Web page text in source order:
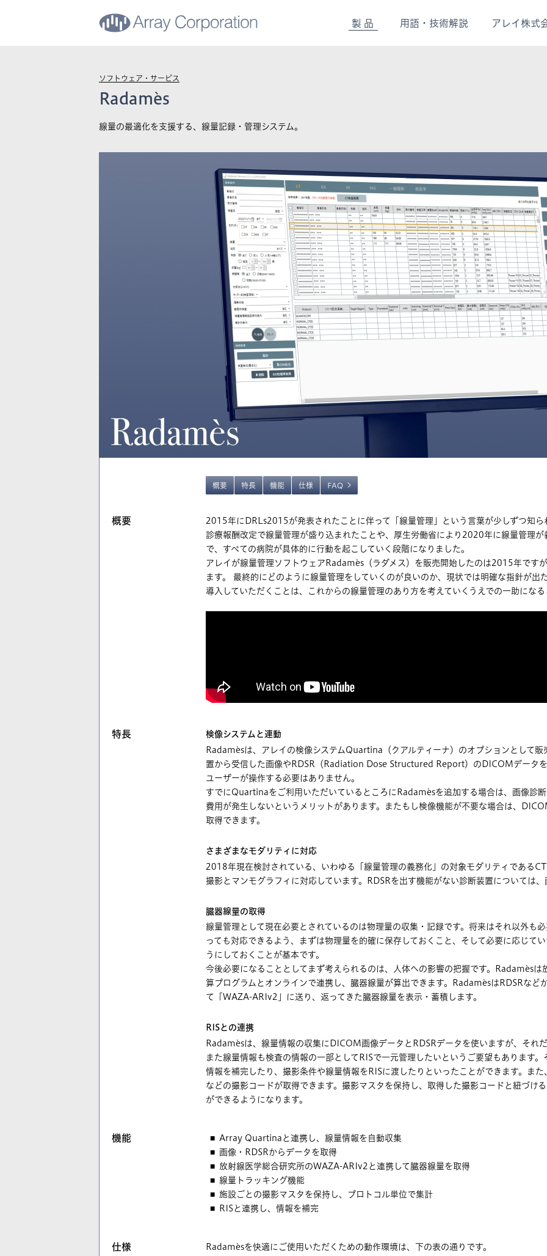
製品 用語・ 技術解説 アレイ株式
ソフトウェア・サービス
Radamès
線量の最適化を支援する、線量記録・管理システム。
概要 特長 機能 仕様 FAQ
概要
2015年にDRLs2015が発表されたことに伴って「線量管理」という言葉が少しずつ知
診療報酬改定で線量管理が盛り込まれたことや、厚生労働省により2020年に線量管理が
で、すべての病院が具体的に行動を起こしていく段階になりました。
アレイが線量管理ソフトウェアRadamès（ラダメス）を販売開始したのは2015年です
ます。 最終的にどのように線量管理をしていくのが良いのか、現状では明確な指針が
導入していただくことは、これからの線量管理のあり方を考えていくうえでの一助になる
特長
検像システムと連動
Radamèsは、アレイの検像システムQuartina（クアルティーナ）のオプションとして
置から受信した画像やRDSR（Radiation Dose Structured Report）のDICOMデータ
ユーザーが操作する必要はありません。
すでにQuartinaをご利用いただいているところにRadamèsを追加する場合は、画像診
費用が発生しないというメリットがあります。またもし検像機能が不要な場合は、
取得できます。
さまざまなモダリティに対応
2018年現在検討されている、いわゆる「線量管理の義務化」の対象モダリティである
撮影とマンモグラフィに対応しています。RDSRを出す機能がない診断装置については、
臓器線量の取得
線量管理として現在必要とされているのは物理量の収集・記録です。将来はそれ以外も
っても対応できるよう、まずは物理量を的確に保存しておくこと、そして必要に応じて
うにしておくことが基本です。
今後必要になることとしてまず考えられるのは、人体への影響の把握です。Radamès
算プログラムとオンラインで連携し、臓器線量が算出できます。RadamèsはRDSRなど
て「WAZA-ARIv2」に送り、返ってきた臓器線量を表示・蓄積します。
RISとの連携
Radamèsは、線量情報の収集にDICOM画像データとRDSRデータを使いますが、それ
また線量情報も検査の情報の一部としてRISで一元管理したいというご要望もあります
情報を補完したり、撮影条件や線量情報をRISに渡したりといったことができます。ま
などの撮影コードが取得できます。撮影マスタを保持し、取得した撮影コードと紐づけ
ができるようになります。
機能
Array Quartinaと連携し、線量情報を自動収集
画像・RDSRからデータを取得
放射線医学総合研究所のWAZA-ARIv2と連携して臓器線量を取得
線量トラッキング機能
施設ごとの撮影マスタを保持し、プロトコル単位で集計
RISと連携し、情報を補完
仕様
Radamèsを快適にご使用いただくための動作環境は、下の表の通りです。